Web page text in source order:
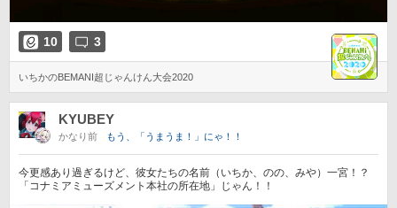
10 3
いちかのBEMANI超じゃんけん大会2020
KYUBEY
かなり前 もう、「うまうま！」にゃ！！
今更感あり過ぎるけど、彼女たちの名前（いちか、のの、みや）一宮！？
「コナミアミューズメント本社の所在地」じゃん！！